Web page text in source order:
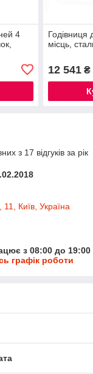
4
Годівниця
місць,
12 541₴
з 17 відгуків за рік
11, Київ, Україна
з 08:00 до 19:00
графік роботи